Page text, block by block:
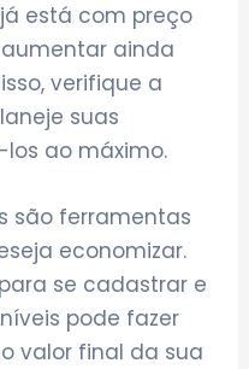
está com preço
ainda
verifique a
suas
ao máximo.
são ferramentas
economizar.
se cadastrar e
pode fazer
valor final da sua